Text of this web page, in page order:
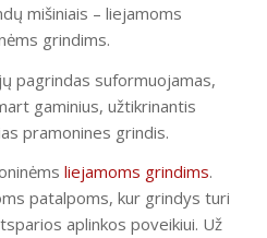
mišiniais – liejamoms
grindims.
pagrindas suformuojamas,
gaminius, užtikrinantis
pramonines grindis.
liejamoms grindims.
patalpoms, kur grindys turi
aplinkos poveikiui. Už